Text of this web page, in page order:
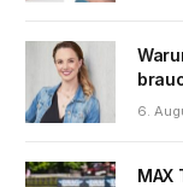
6.
MAX